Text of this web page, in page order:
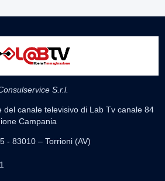
S.r.l.
del canale televisivo di Lab Tv canale 84
Campania
- 83010 – Torrioni (AV)